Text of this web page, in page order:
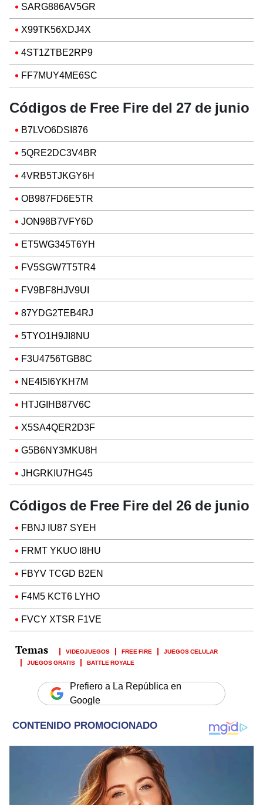
SARG886AV5GR
X99TK56XDJ4X
4ST1ZTBE2RP9
FF7MUY4ME6SC
Códigos de Free Fire del 27 de junio
B7LVO6DSI876
5QRE2DC3V4BR
4VRB5TJKGY6H
OB987FD6E5TR
JON98B7VFY6D
ET5WG345T6YH
FV5SGW7T5TR4
FV9BF8HJV9UI
87YDG2TEB4RJ
5TYO1H9JI8NU
F3U4756TGB8C
NE4I5I6YKH7M
HTJGIHB87V6C
X5SA4QER2D3F
G5B6NY3MKU8H
JHGRKIU7HG45
Códigos de Free Fire del 26 de junio
FBNJ IU87 SYEH
FRMT YKUO I8HU
FBYV TCGD B2EN
F4M5 KCT6 LYHO
FVCY XTSR F1VE
VIDEOJUEGOS FREE FIRE
JUEGOS CELULAR
JUEGOS GRATIS
BATTLE ROYALE
Prefiero a La República en
Google